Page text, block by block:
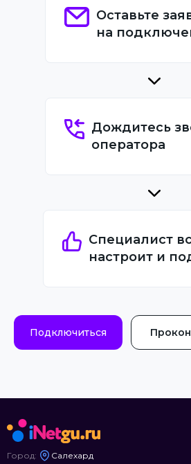
Оставьте
на
Дождитесь
оператора
Специалист
настроит и
Подключиться
Город: Салехард